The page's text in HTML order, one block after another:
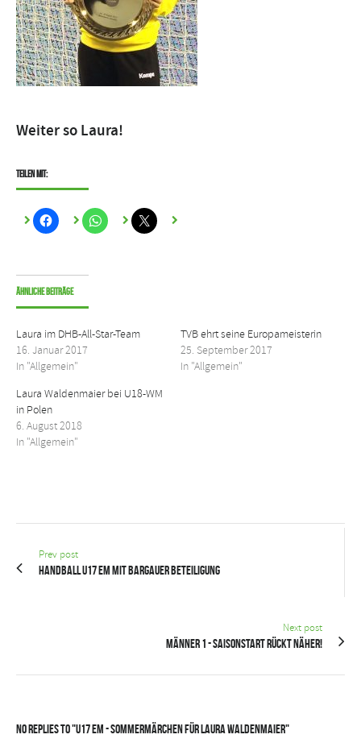
Weiter so Laura!
Teilen mit:
Ähnliche Beiträge
Laura im DHB-All-Star-Team
16. Januar 2017
In "Allgemein"
TVB ehrt seine Europameisterin
25. September 2017
In "Allgemein"
Laura Waldenmaier bei U18-WM
in Polen
6. August 2018
In "Allgemein"
Prev post
Handball U17 EM mit Bargauer Beteiligung
Next post
Männer 1 - Saisonstart rückt näher!
No Replies to "U17 EM - Sommermärchen für Laura Waldenmaier"